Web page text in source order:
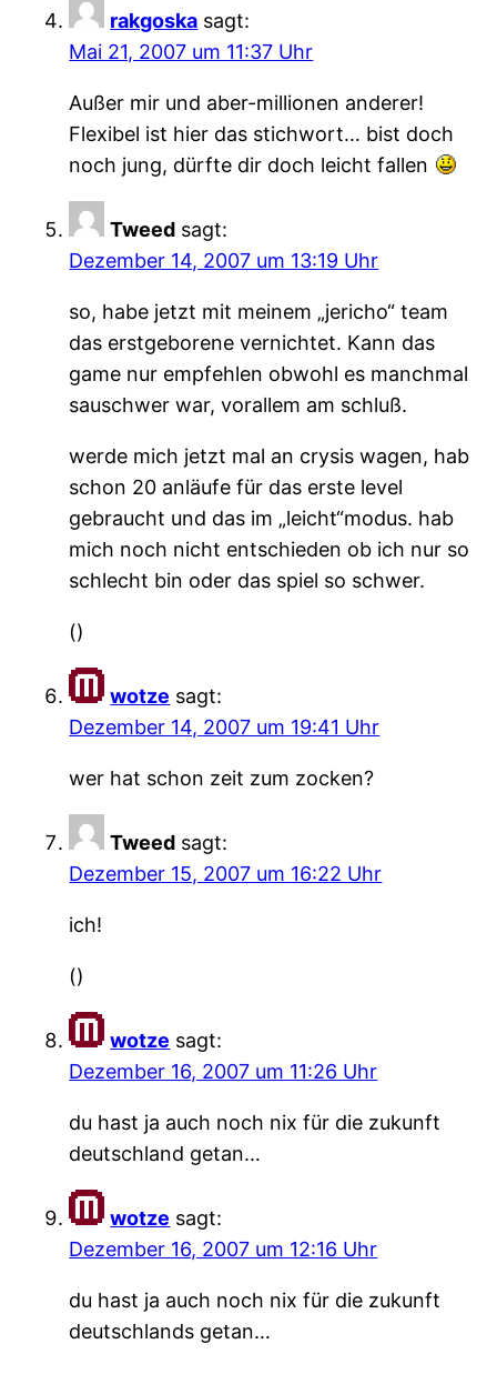
rakgoska sagt:
Mai 21, 2007 um 11:37 Uhr
Außer mir und aber-millionen anderer!
Flexibel ist hier das stichwort… bist doch
noch jung, dürfte dir doch leicht fallen
Tweed sagt:
Dezember 14, 2007 um 13:19 Uhr
so, habe jetzt mit meinem „jericho“ team
das erstgeborene vernichtet. Kann das
game nur empfehlen obwohl es manchmal
sauschwer war, vorallem am schluß.
werde mich jetzt mal an crysis wagen, hab
schon 20 anläufe für das erste level
gebraucht und das im „leicht“modus. hab
mich noch nicht entschieden ob ich nur so
schlecht bin oder das spiel so schwer.
()
wotze sagt:
Dezember 14, 2007 um 19:41 Uhr
wer hat schon zeit zum zocken?
Tweed sagt:
Dezember 15, 2007 um 16:22 Uhr
ich!
()
wotze sagt:
Dezember 16, 2007 um 11:26 Uhr
du hast ja auch noch nix für die zukunft
deutschland getan…
wotze sagt:
Dezember 16, 2007 um 12:16 Uhr
du hast ja auch noch nix für die zukunft
deutschlands getan…